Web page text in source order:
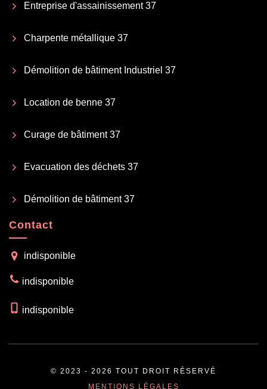
Entreprise d'assainissement 37
Charpente métallique 37
Démolition de bâtiment Industriel 37
Location de benne 37
Curage de bâtiment 37
Evacuation des déchets 37
Démolition de bâtiment 37
Contact
indisponible
indisponible
indisponible
© 2023 - 2026 TOUT DROIT RÉSERVÉ
MENTIONS LÉGALES